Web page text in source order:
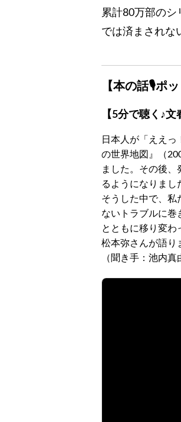
累計80万部の
では済まされな
【本の話🎙ポ
【5分で聴く♪
日本人が「ええ
の世界地図』（
ました。その後
るようになりまし
そうした中で、私
ないトラブルに巻
とともに移り変
松本弥さんが語り
（聞き手：池内真